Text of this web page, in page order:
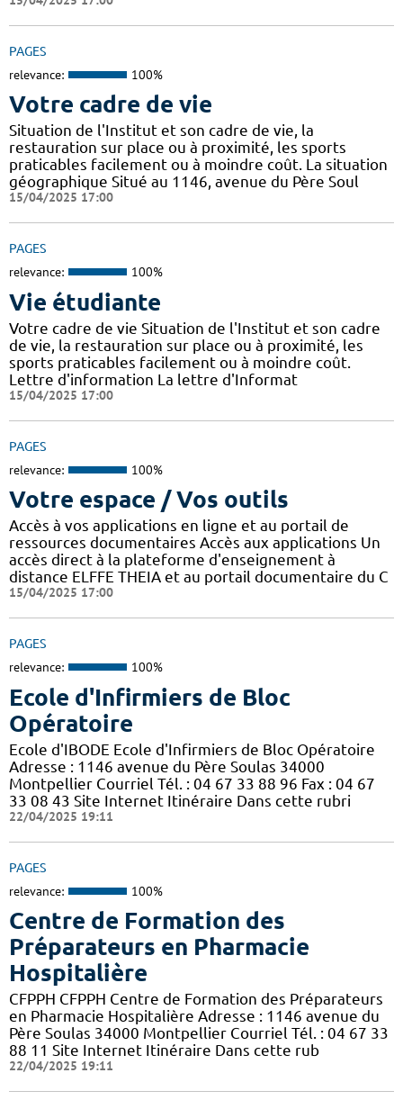
PAGES
relevance: 100%
Votre cadre de vie
Situation de l'Institut et son cadre de vie, la
restauration sur place ou à proximité, les sports
praticables facilement ou à moindre coût. La situation
géographique Situé au 1146, avenue du Père Soul
15/04/2025 17:00
PAGES
relevance: 100%
Vie étudiante
Votre cadre de vie Situation de l'Institut et son cadre
de vie, la restauration sur place ou à proximité, les
sports praticables facilement ou à moindre coût.
Lettre d'information La lettre d'Informat
15/04/2025 17:00
PAGES
relevance: 100%
Votre espace / Vos outils
Accès à vos applications en ligne et au portail de
ressources documentaires Accès aux applications Un
accès direct à la plateforme d'enseignement à
distance ELFFE THEIA et au portail documentaire du C
15/04/2025 17:00
PAGES
relevance: 100%
Ecole d'Infirmiers de Bloc
Opératoire
Ecole d'IBODE Ecole d'Infirmiers de Bloc Opératoire
Adresse : 1146 avenue du Père Soulas 34000
Montpellier Courriel Tél. : 04 67 33 88 96 Fax : 04 67
33 08 43 Site Internet Itinéraire Dans cette rubri
22/04/2025 19:11
PAGES
relevance: 100%
Centre de Formation des
Préparateurs en Pharmacie
Hospitalière
CFPPH CFPPH Centre de Formation des Préparateurs
en Pharmacie Hospitalière Adresse : 1146 avenue du
Père Soulas 34000 Montpellier Courriel Tél. : 04 67 33
88 11 Site Internet Itinéraire Dans cette rub
22/04/2025 19:11